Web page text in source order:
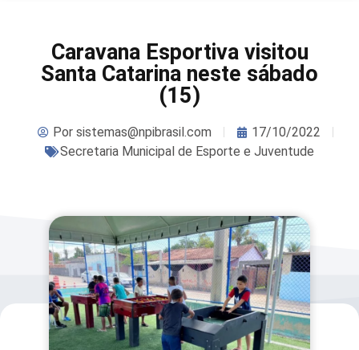
Caravana Esportiva visitou
Santa Catarina neste sábado
(15)
Por sistemas@npibrasil.com
17/10/2022
Secretaria Municipal de Esporte e Juventude